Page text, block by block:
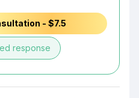
- $7.5
response